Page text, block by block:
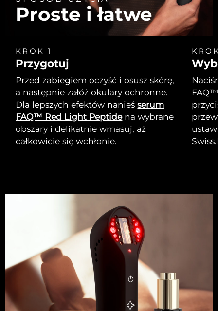
Proste i łatwe
KROK 1
Przygotuj
Przed zabiegiem oczyść i osusz skórę,
a następnie załóż okulary ochronne.
Dla lepszych efektów nanieśserum
FAQ™ Red Light Peptidena wybrane
obszary i delikatnie wmasuj, aż
całkowicie się wchłonie.
Swiss.